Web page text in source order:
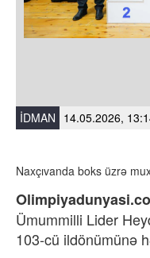
İDMAN 14.05.2026,
Naxçıvanda boks üzrə
Ümummilli Lider
103-cü ildönümünə